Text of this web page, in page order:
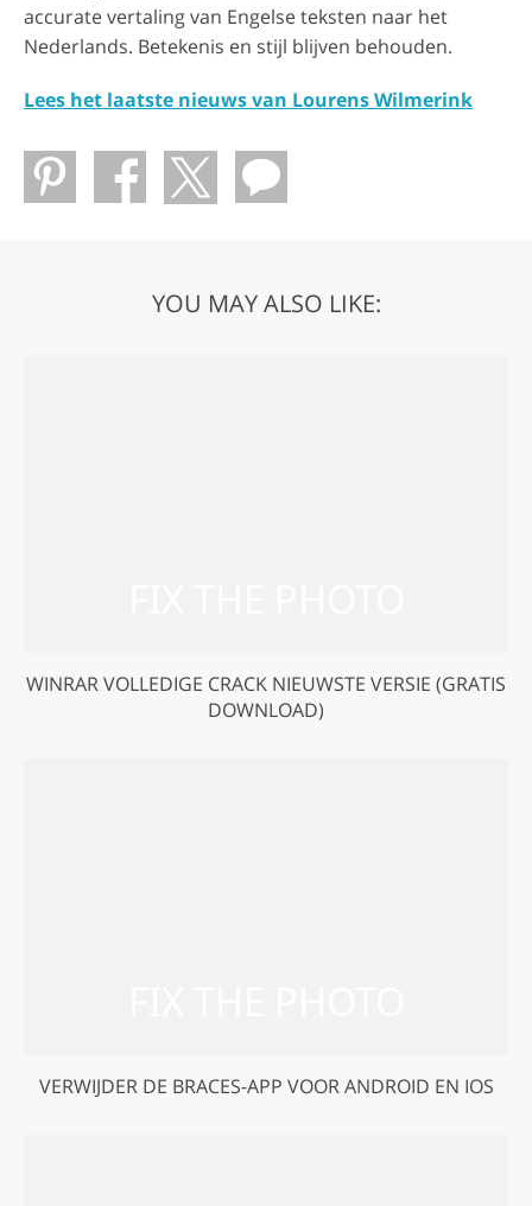
accurate vertaling van Engelse teksten naar het
Nederlands. Betekenis en stijl blijven behouden.
Lees het laatste nieuws van Lourens Wilmerink
YOU MAY ALSO LIKE:
WINRAR VOLLEDIGE CRACK NIEUWSTE VERSIE (GRATIS
DOWNLOAD)
VERWIJDER DE BRACES-APP VOOR ANDROID EN IOS